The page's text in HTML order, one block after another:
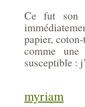
Ce fut son
papier,
comme
susceptible :
myriam